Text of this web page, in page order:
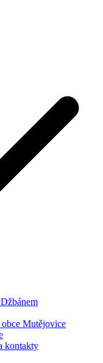
Mutějovice
kontakty